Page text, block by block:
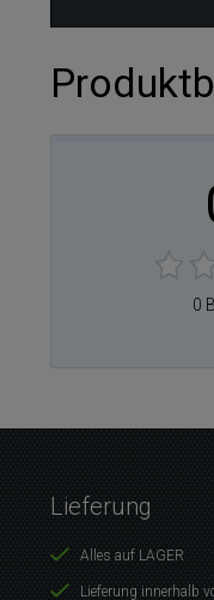
0
Lieferung
Alles auf LAGER
Lieferung innerhalb